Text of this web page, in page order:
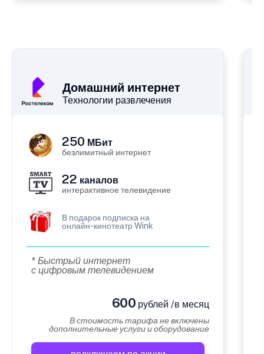
Домашний интернет
Технологии развлечения
250 МБит
безлимитный интернет
22 каналов
интерактивное телевидение
В подарок подписка на
онлайн-кинотеатр Wink
* Быстрый интернет
с цифровым телевидением
600 рублей /в месяц
В стоимость тарифа не включены
дополнительные услуги и оборудование